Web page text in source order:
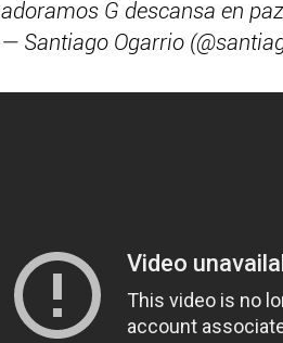
adoramos G descansa en
— Santiago Ogarrio